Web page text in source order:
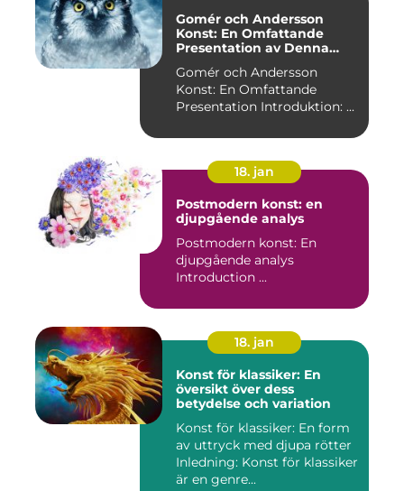
Gomér och Andersson
Konst: En Omfattande
Presentation av Denna
Gomér och Andersson
Konst: En Omfattande
Presentation Introduktion: ...
18. jan
Postmodern konst: en
djupgående analys
Postmodern konst: En
djupgående analys
Introduction ...
18. jan
Konst för klassiker: En
översikt över dess
betydelse och variation
Konst för klassiker: En form
av uttryck med djupa rötter
Inledning: Konst för klassiker
är en genre...